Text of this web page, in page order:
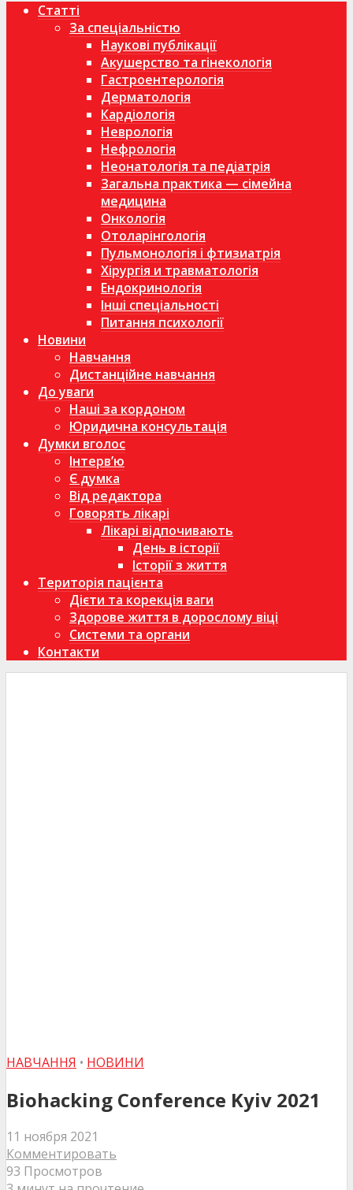
Статті
За спеціальністю
Наукові публікації
Акушерство та гінекологія
Гастроентерологія
Дерматологія
Кардіологія
Неврологія
Нефрологія
Неонатологія та педіатрія
Загальна практика — сімейна
медицина
Онкологія
Отоларінгологія
Пульмонологія і фтизиатрія
Хірургія и травматологія
Ендокринологія
Інші спеціальності
Питання психології
Новини
Навчання
Дистанційне навчання
До уваги
Наші за кордоном
Юридична консультація
Думки вголос
Інтерв’ю
Є думка
Від редактора
Говорять лікарі
Лікарі відпочивають
День в історії
Історії з життя
Територія пацієнта
Дієти та корекція ваги
Здорове життя в дорослому віці
Системи та органи
Контакти
НАВЧАННЯ • НОВИНИ
Biohacking Conference Kyiv 2021
11 ноября 2021
Комментировать
93 Просмотров